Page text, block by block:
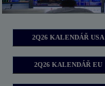
2Q26 KALENDÁŘ USA
2Q26 KALENDÁŘ EU